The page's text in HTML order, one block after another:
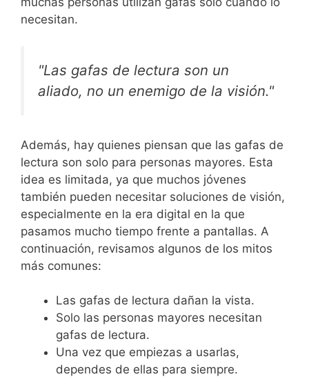
necesitan.
"Las gafas de lectura son un
aliado, no un enemigo de la visión."
Además, hay quienes piensan que las gafas de
lectura son solo para personas mayores. Esta
idea es limitada, ya que muchos jóvenes
también pueden necesitar soluciones de visión,
especialmente en la era digital en la que
pasamos mucho tiempo frente a pantallas. A
continuación, revisamos algunos de los mitos
más comunes:
Las gafas de lectura dañan la vista.
Solo las personas mayores necesitan
gafas de lectura.
Una vez que empiezas a usarlas,
dependes de ellas para siempre.